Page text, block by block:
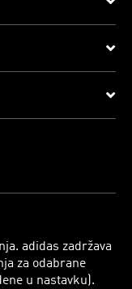
adidas zadržava
za odabrane
u nastavku).